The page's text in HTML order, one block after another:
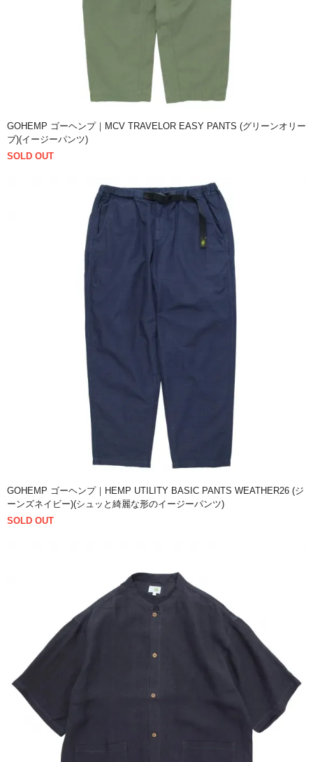
GOHEMP ゴーヘンプ｜MCV TRAVELOR EASY PANTS (グリーンオリー
ブ)(イージーパンツ)
SOLD OUT
GOHEMP ゴーヘンプ｜HEMP UTILITY BASIC PANTS WEATHER26 (ジ
ーンズネイビー)(シュッと綺麗な形のイージーパンツ)
SOLD OUT